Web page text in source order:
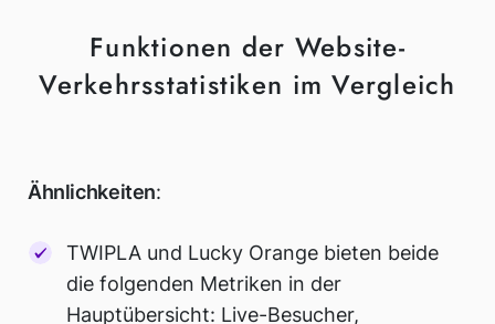
Funktionen der Website-
Verkehrsstatistiken im Vergleich
Ähnlichkeiten:
TWIPLA und Lucky Orange bieten beide
die folgenden Metriken in der
Hauptübersicht: Live-Besucher,